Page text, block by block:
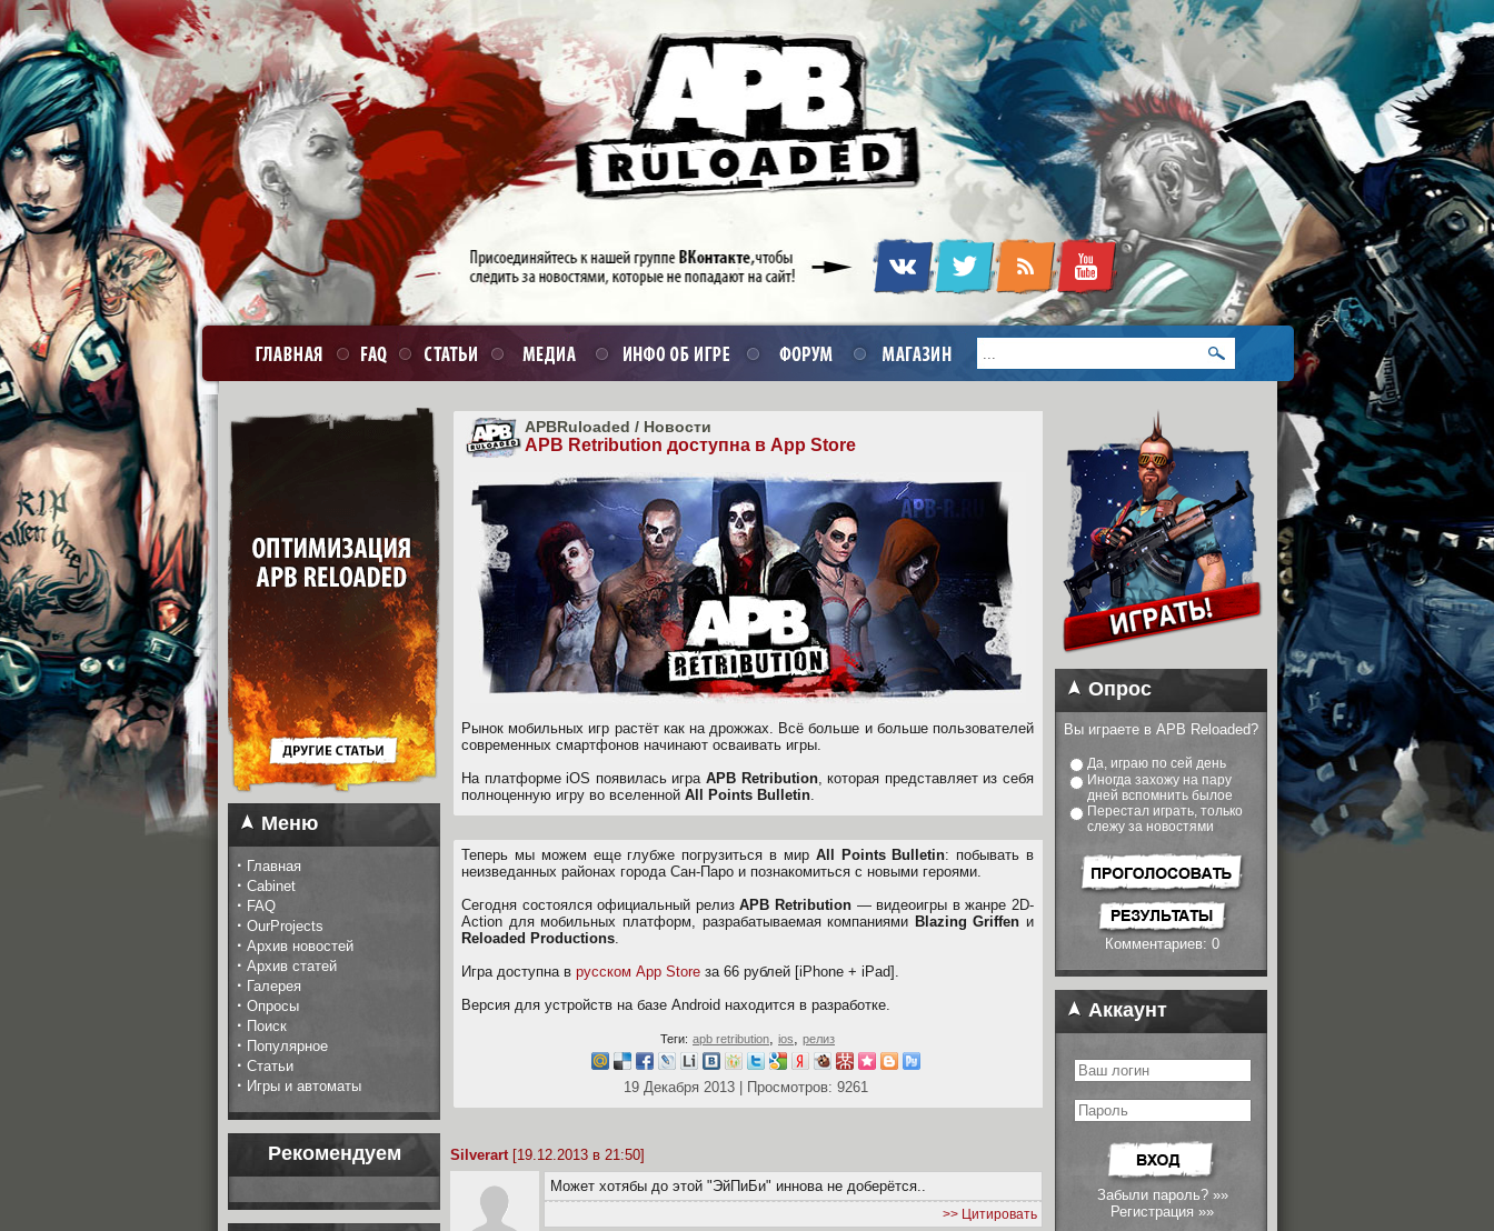
Меню
· Главная
· Cabinet
· FAQ
· OurProjects
· Архив новостей
· Архив статей
· Галерея
· Опросы
· Поиск
· Популярное
· Статьи
· Игры и автоматы
Рекомендуем
APBRuloaded / Новости
APB Retribution доступна в App Store
Рынок мобильных игр растёт как на дрожжах. Всё больше и больше пользователей
современных смартфонов начинают осваивать игры.
На платформе iOS появилась игра APB Retribution, которая представляет из себя
полноценную игру во вселенной All Points Bulletin.
Теперь мы можем еще глубже погрузиться в мир All Points Bulletin: побывать в
неизведанных районах города Сан-Паро и познакомиться с новыми героями.
Сегодня состоялся официальный релизAPB Retribution — видеоигры в жанре 2D-
Action для мобильных платформ, разрабатываемая компаниями Blazing Griffen и
Reloaded Productions.
Игра доступна в русском App Store за 66 рублей [iPhone + iPad].
Версия для устройств на базе Android находится в разработке.
Теги: apb retribution, ios, релиз
19 Декабря 2013 | Просмотров: 9261
Silverart[19.12.2013 в 21:50]
Может хотябы до этой "ЭйПиБи" иннова не доберётся..
>> Цитировать
Опрос
Вы играете в APB Reloaded?
Да, играю по сей день
Иногда захожу на пару
дней вспомнить былое
Перестал играть, только
слежу за новостями
Комментариев: 0
Аккаунт
Забыли пароль? »»
Регистрация »»